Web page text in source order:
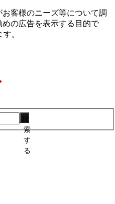
客様のニーズ等について調
の広告を表⽰する⽬的で
。
索
す
る